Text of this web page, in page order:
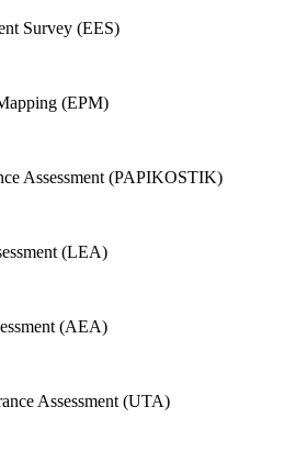
Survey (EES)
(EPM)
Assessment (PAPIKOSTIK)
(LEA)
(AEA)
Assessment (UTA)